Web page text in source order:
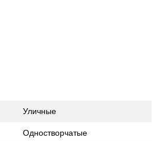
Уличные
Одностворчатые